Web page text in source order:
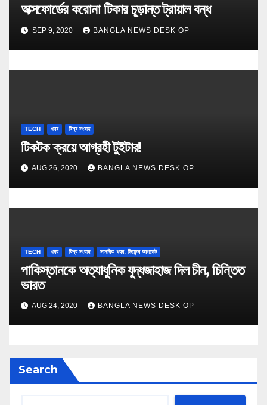
অক্সফোর্ডের করোনা টিকার চূড়ান্ত ট্রায়াল বন্ধ
SEP 9, 2020 BANGLA NEWS DESK OP
TECH খবর বিশ্ব সংবাদ
টিকটক ক্র‍য়ে আগ্রহী টুইটার!
AUG 26, 2020 BANGLA NEWS DESK OP
TECH খবর বিশ্ব সংবাদ সামরিক খবর: ডিফেন্স আপডেট
পাকিস্তানকে অত্যাধুনিক যুদ্ধজাহাজ দিল চীন, চিন্তিত
ভারত
AUG 24, 2020 BANGLA NEWS DESK OP
Search